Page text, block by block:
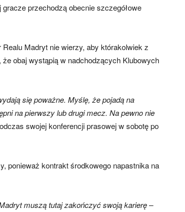
przechodzą obecnie szczegółowe
Madryt nie wierzy, aby którakolwiek z
obaj wystąpią w nadchodzących Klubowych
się poważne. Myślę, że pojadą na
na pierwszy lub drugi mecz. Na pewno nie
swojej konferencji prasowej w sobotę po
ponieważ kontrakt środkowego napastnika na
muszą tutaj zakończyć swoją karierę –